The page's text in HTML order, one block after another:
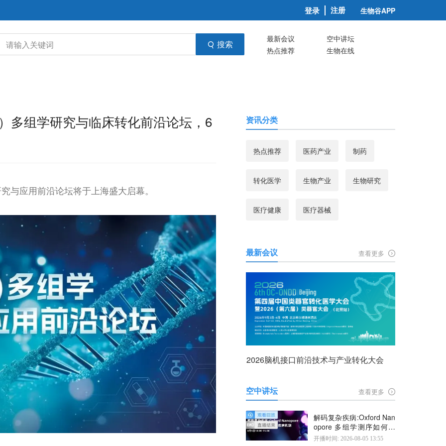
登录 注册 生物谷APP
搜索 最新会议
空中讲坛
热点推荐
生物在线
多组学研究与临床转化前沿论坛，6
与应用前沿论坛将于上海盛大启幕。
资讯分类
热点推荐 医药产业 制药
转化医学 生物产业 生物研究
医疗健康 医疗器械
最新会议 查看更多
2026脑机接口前沿技术与产业转化大会
空中讲坛 查看更多
解码复杂疾病:Oxford Nan
opore 多组学测序如何揭
示疾病机制
开播时间: 2026-08-05 13:55